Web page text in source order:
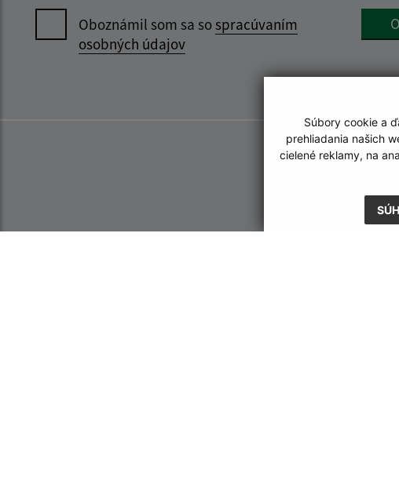
Súbory cookie a
prehliadania našich
cielené reklamy, na
Oboznámil som sa sospracúvaním
osobných údajov